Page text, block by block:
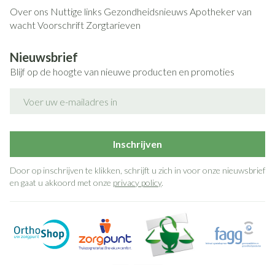
Over ons Nuttige links Gezondheidsnieuws Apotheker van
wachtVoorschrift Zorgtarieven
Nieuwsbrief
Blijf op de hoogte van nieuwe producten en promoties
Inschrijven
Door op inschrijven te klikken, schrijft u zich in voor onze nieuwsbrief
en gaat u akkoord met onze privacy policy.